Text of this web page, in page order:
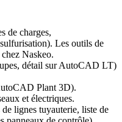
de charges,
Les outils de
Naskeo.
détail sur AutoCAD LT)
Plant 3D).
et électriques.
lignes tuyauterie, liste de